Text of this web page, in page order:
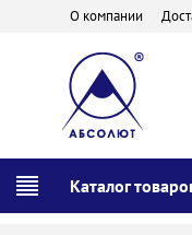
О компании
Каталог